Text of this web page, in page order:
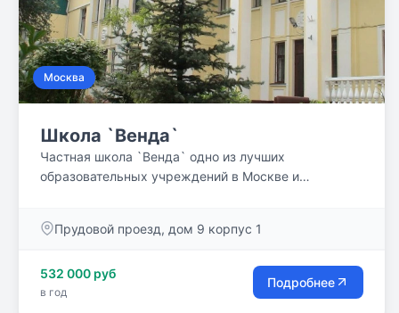
Москва
Школа `Венда`
Частная школа `Венда` одно из лучших
образовательных учреждений в Москве и
счастливыми, грамотными выпускниками. Самое
заинтересованное отношение к каждому ребёнку -
отношение, при котором ученик не чувствовал себя
Прудовой проезд, дом 9 корпус 1
532 000 руб
в год
Подробнее